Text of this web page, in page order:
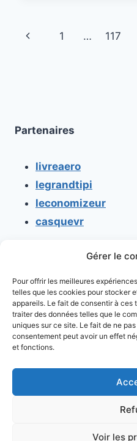
Gérer le
Pour offrir les meilleures
telles que les cookies pour stocker
appareils. Le fait de consentir à ces
traiter des données telles que le
uniques sur ce site. Le fait de ne
consentement peut avoir un effet
et fonctions.
Voir les
Navigation
Page
1 … 117
Partenaires
livreaero
legrandtipi
leconomizeur
casquevr
Mentions légales
Conditions
Conditions
Politique de cookies
Politique de